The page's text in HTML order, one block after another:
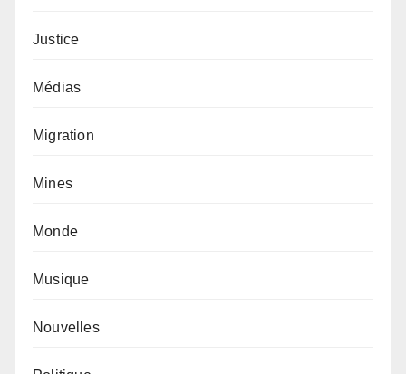
Justice
Médias
Migration
Mines
Monde
Musique
Nouvelles